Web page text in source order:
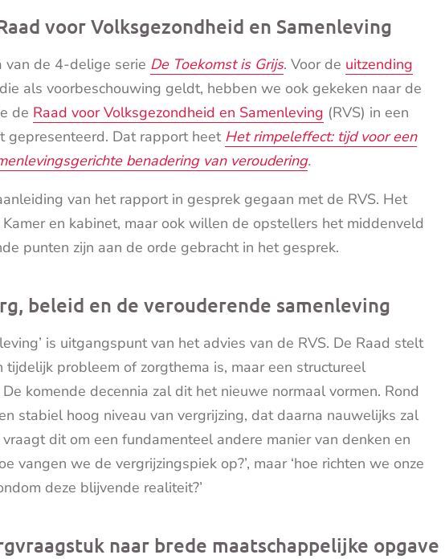
voor Volksgezondheid en Samenleving
van de 4-delige serie De Toekomst is Grijs. Voor de uitzending
als voorbeschouwing geldt, hebben we ook gekeken naar de
de Raad voor Volksgezondheid en Samenleving (RVS) in een
gepresenteerd. Dat rapport heet Het rimpeleffect: tijd voor een
benadering van veroudering.
van het rapport in gesprek gegaan met de RVS. Het
en kabinet, maar ook willen de opstellers het middenveld
punten zijn aan de orde gebracht in het gesprek.
beleid en de verouderende samenleving
is uitgangspunt van het advies van de RVS. De Raad stelt
probleem of zorgthema is, maar een structureel
komende decennia zal dit het nieuwe normaal vormen. Rond
stabiel hoog niveau van vergrijzing, dat daarna nauwelijks zal
dit om een fundamenteel andere manier van denken en
vangen we de vergrijzingspiek op?’, maar ‘hoe richten we onze
deze blijvende realiteit?’
naar brede maatschappelijke opgave